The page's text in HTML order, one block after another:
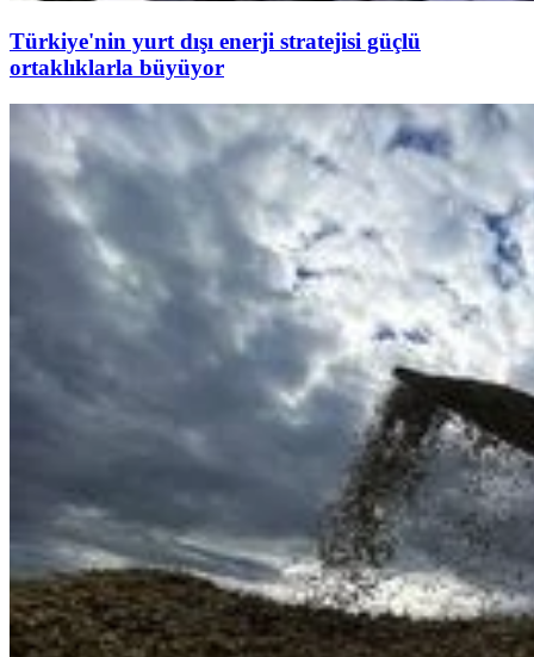
Türkiye'nin yurt dışı enerji stratejisi güçlü
ortaklıklarla büyüyor